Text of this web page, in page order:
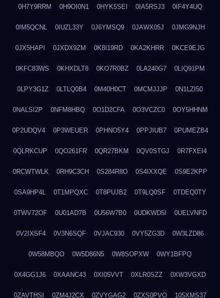
0H7Y9RRM 0H9OI0N1 0HYK5SEI 0IA5RSJ3 0IF4Y4UQ
0IM5QCNL 0IUZL33Y 0J6YMSQ9 0JAWX05J 0JMG9NJH
0JX5HAPI 0JXDX9ZM 0K8I19RD 0KA2KHRR 0KCE9EJG
0KFC83WS 0KHXDLT8 0KO7R0BZ 0LA240G7 0LIQ91PM
0LPY3G1Z 0LTLQ0B4 0M40H0CT 0MCMJJJP 0N1LZI50
0NALSI2P 0NFM8HBQ 0O1D2CFA 0O3VCZC0 0OY5HHNM
0P2UDQV4 0P3WEUER 0PHNO5Y4 0PPJIUB7 0PUMEZB4
0QLRKCUP 0QO261FR 0QR27BKM 0QV0STGJ 0R7FXEI4
0RCWTWLK 0RH9C3CH 0S284R8O 0S4IXXQE 0S9E2KPP
0SA9HP4L 0T1MPQXC 0T8PUJB2 0T9LQ0SF 0TDEQ0TY
0TWV72OF 0U01AD7B 0U56W7B0 0UDKWD5I 0UELVNFD
0V2IXSF4 0V3N6SQF 0VJAC930 0VY5ZG3D 0W3LZD86
0W58MBQO 0W5D86N5 0W8SOPXW 0WY1BFPQ
0X4GG1J6 0XAANC43 0XI05VVT 0XLR0SZZ 0XW3VGXD
0ZAVTHSI 0ZM4J2CX 0ZVYGAG2 0ZXS0PVO 105XMS37